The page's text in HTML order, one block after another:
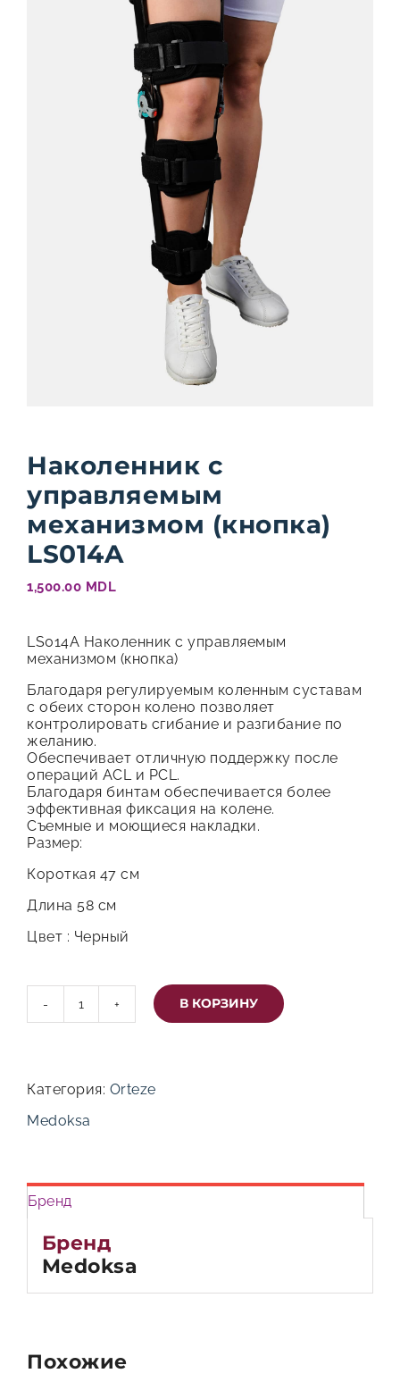
Наколенник с
управляемым
механизмом (кнопка)
LS014A
1,500.00 MDL
LS014A Наколенник с управляемым
механизмом (кнопка)
Благодаря регулируемым коленным суставам
с обеих сторон колено позволяет
контролировать сгибание и разгибание по
желанию.
Обеспечивает отличную поддержку после
операций ACL и PCL.
Благодаря бинтам обеспечивается более
эффективная фиксация на колене.
Съемные и моющиеся накладки.
Размер:
Короткая 47 см
Длина 58 см
Цвет : Черный
Количество
товара
механизмом
LS014A
В КОРЗИНУ
Категория: Orteze
Medoksa
Бренд
Бренд
Medoksa
Похожие